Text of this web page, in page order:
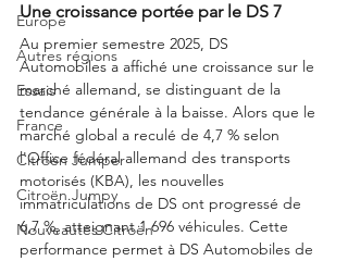
Europe
Autres régions
Essais
France
Citroën Jumper
Citroën Jumpy
Nouveautés Citroën
Une croissance portée par le DS 7
Au premier semestre 2025, DS
Automobiles a affiché une croissance sur le
marché allemand, se distinguant de la
tendance générale à la baisse. Alors que le
marché global a reculé de 4,7 % selon
l'Office fédéral allemand des transports
motorisés (KBA), les nouvelles
immatriculations de DS ont progressé de
6,7 %, atteignant 1 696 véhicules. Cette
performance permet à DS Automobiles de